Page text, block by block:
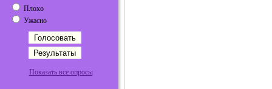
Плохо
Ужасно
Показать все опросы